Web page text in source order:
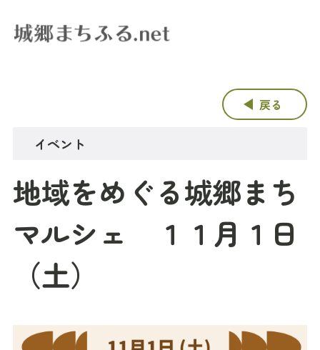
戻る
イベント
地域をめぐる城郷まち
マルシェ １１月１日
（土）